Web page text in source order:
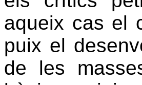
aqueix cas el
puix el
de les